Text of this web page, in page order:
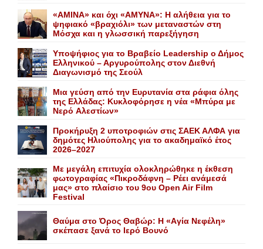
«AMINA» και όχι «ΑΜΥΝΑ»: Η αλήθεια για το
ψηφιακό «βραχιόλι» των μεταναστών στη
Μόσχα και η γλωσσική παρεξήγηση
Yποψήφιος για το Bραβείο Leadership ο Δήμος
Ελληνικού – Αργυρούπολης στον Διεθνή
Διαγωνισμό της Σεούλ
Mια γεύση από την Eυρυτανία στα ράφια όλης
της Ελλάδας: Κυκλοφόρησε η νέα «Μπύρα με
Nερό Aλεστίων»
Προκήρυξη 2 υποτροφιών στις ΣΑΕΚ ΑΛΦΑ για
δημότες Ηλιούπολης για το ακαδημαϊκό έτος
2026–2027
Με μεγάλη επιτυχία ολοκληρώθηκε η έκθεση
φωτογραφίας «Πικροδάφνη – Ρέει ανάμεσά
μας» στο πλαίσιο του 9ου Open Air Film
Festival
Θαύμα στο Όρος Θαβώρ: H «Aγία Nεφέλη»
σκέπασε ξανά το Iερό Bουνό